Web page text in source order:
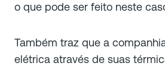
o que pode ser feito neste
Também traz que a
elétrica através de suas